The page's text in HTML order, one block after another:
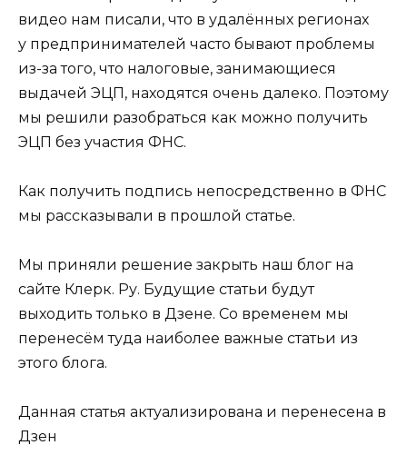
видео нам писали, что в удалённых регионах
у предпринимателей часто бывают проблемы
из-за того, что налоговые, занимающиеся
выдачей ЭЦП, находятся очень далеко. Поэтому
мы решили разобраться как можно получить
ЭЦП без участия ФНС.
Как получить подпись непосредственно в ФНС
мы рассказывали в прошлой статье.
Мы приняли решение закрыть наш блог на
сайте Клерк. Ру. Будущие статьи будут
выходить только в Дзене. Со временем мы
перенесём туда наиболее важные статьи из
этого блога.
Данная статья актуализирована и перенесена в
Дзен